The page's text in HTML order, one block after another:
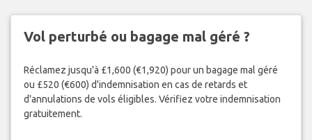
Vol perturbé ou bagage mal géré ?
Réclamez jusqu'à £1,600 (€1,920) pour un bagage mal géré
ou £520 (€600) d'indemnisation en cas de retards et
d'annulations de vols éligibles. Vérifiez votre indemnisation
gratuitement.